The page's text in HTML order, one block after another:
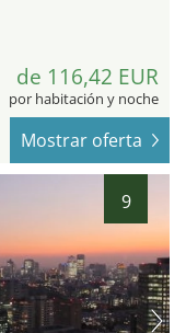
de 116,42 EUR
por habitación y noche
Mostrar oferta
9